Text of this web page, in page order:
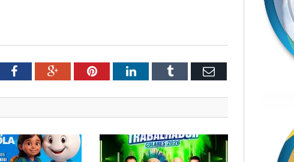
FacebookGoogle+PinterestLinkedInTumblr Email